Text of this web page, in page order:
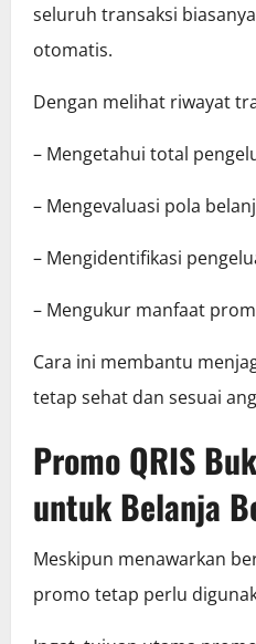
seluruh transaksi
otomatis.
Dengan melihat riwayat
– Mengetahui total
– Mengevaluasi pola
– Mengidentifikasi
– Mengukur manfaat
Cara ini membantu
tetap sehat dan sesuai
Promo QRIS
untuk Belanja
Meskipun menawarkan
promo tetap perlu